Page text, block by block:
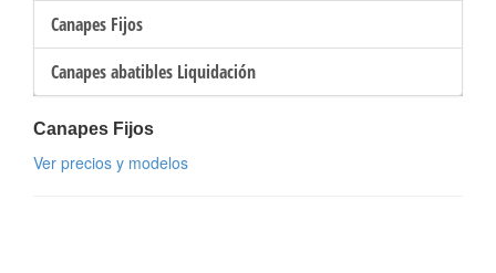
Canapes Fijos
Canapes abatibles Liquidación
Canapes Fijos
Ver precios y modelos